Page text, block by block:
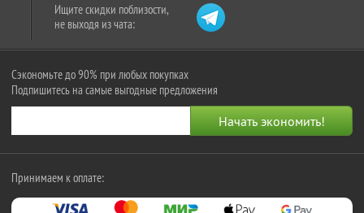
Ищите скидки поблизости,
не выходя из чата:
Сэкономьте до 90% при любых покупках
Подпишитесь на самые выгодные предложения
Принимаем к оплате: